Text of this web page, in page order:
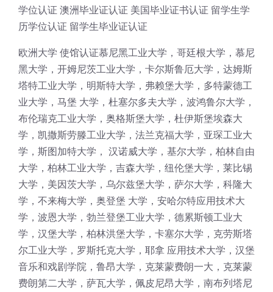
学位认证 澳洲毕业证认证 美国毕业证书认证 留学生学
历学位认证 留学生毕业证认证
欧洲大学 使馆认证慕尼黑工业大学，哥廷根大学，慕尼
黑大学，开姆尼茨工业大学，卡尔斯鲁厄大学，达姆斯
塔特工业大学，明斯特大学，弗赖堡大学，多特蒙德工
业大学，马堡 大学，杜塞尔多夫大学，波鸿鲁尔大学，
布伦瑞克工业大学，奥格斯堡大学，杜伊斯堡埃森大
学，凯撒斯劳滕工业大学，法兰克福大学，亚琛工业大
学，斯图加特大学， 汉诺威大学，基尔大学，柏林自由
大学，柏林工业大学，吉森大学，纽伦堡大学，莱比锡
大学，美因茨大学，乌尔兹堡大学，萨尔大学，科隆大
学，不来梅大学，奥登堡 大学，安哈尔特应用技术大
学，波恩大学，勃兰登堡工业大学，德累斯顿工业大
学，汉堡大学，柏林洪堡大学，卡塞尔大学，克劳斯塔
尔工业大学，罗斯托克大学，耶拿 应用技术大学，汉堡
音乐和戏剧学院，鲁昂大学，克莱蒙费朗一大，克莱蒙
费朗第二大学，萨瓦大学，佩皮尼昂大学，南布列塔尼